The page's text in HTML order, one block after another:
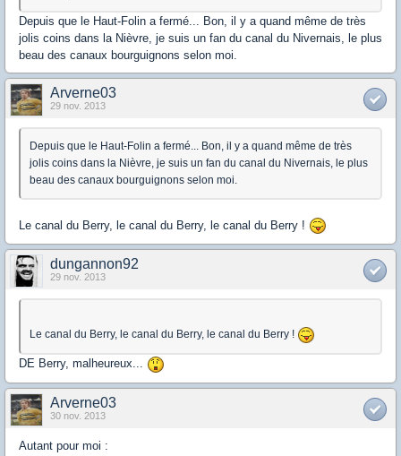
Depuis que le Haut-Folin a fermé... Bon, il y a quand même de très
jolis coins dans la Nièvre, je suis un fan du canal du Nivernais, le plus
beau des canaux bourguignons selon moi.
Arverne03
29 nov. 2013
Depuis que le Haut-Folin a fermé... Bon, il y a quand même de très
jolis coins dans la Nièvre, je suis un fan du canal du Nivernais, le plus
beau des canaux bourguignons selon moi.
Le canal du Berry, le canal du Berry, le canal du Berry !
dungannon92
29 nov. 2013
Le canal du Berry, le canal du Berry, le canal du Berry !
DE Berry, malheureux...
Arverne03
30 nov. 2013
Autant pour moi :